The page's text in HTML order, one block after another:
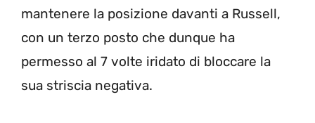
mantenere la posizione davanti a Russell,
con un terzo posto che dunque ha
permesso al 7 volte iridato di bloccare la
sua striscia negativa.